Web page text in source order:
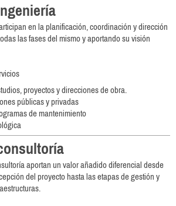
en la planificación, coordinación y dirección
las fases del mismo y aportando su visión
proyectos y direcciones de obra.
públicas y privadas
de mantenimiento
aportan un valor añadido diferencial desde
del proyecto hasta las etapas de gestión y